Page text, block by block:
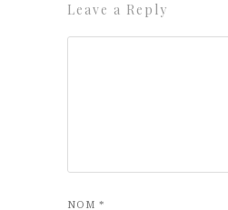
Leave a Reply
NOM *